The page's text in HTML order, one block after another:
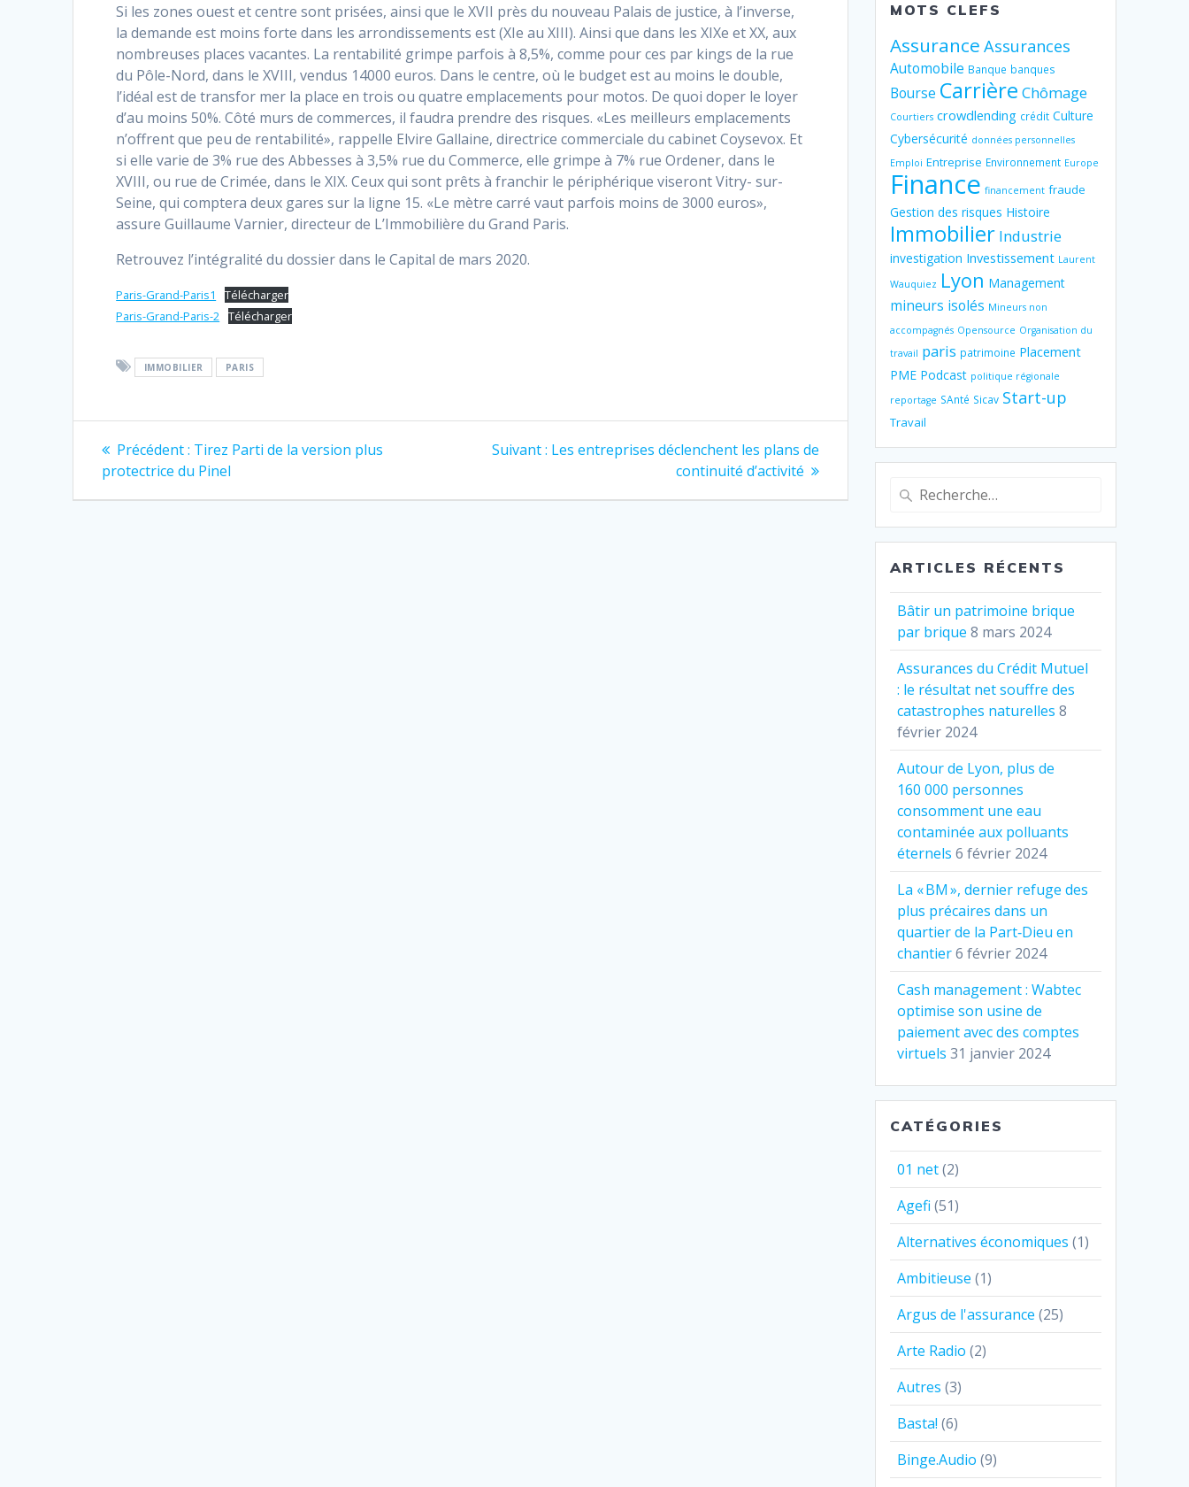
Si les zones ouest et centre sont prisées, ainsi que le XVII près du nouveau Palais de justice, à l’inverse,
la demande est moins forte dans les arrondissements est (XIe au XIII). Ainsi que dans les XIXe et XX, aux
nombreuses places vacantes. La rentabilité grimpe parfois à 8,5%, comme pour ces par kings de la rue
du Pôle-Nord, dans le XVIII, vendus 14000 euros. Dans le centre, où le budget est au moins le double,
l’idéal est de transfor mer la place en trois ou quatre emplacements pour motos. De quoi doper le loyer
d’au moins 50%. Côté murs de commerces, il faudra prendre des risques. «Les meilleurs emplacements
n’offrent que peu de rentabilité», rappelle Elvire Gallaine, directrice commerciale du cabinet Coysevox. Et
si elle varie de 3% rue des Abbesses à 3,5% rue du Commerce, elle grimpe à 7% rue Ordener, dans le
XVIII, ou rue de Crimée, dans le XIX. Ceux qui sont prêts à franchir le périphérique viseront Vitry- sur-
Seine, qui comptera deux gares sur la ligne 15. «Le mètre carré vaut parfois moins de 3000 euros»,
assure Guillaume Varnier, directeur de L’Immobilière du Grand Paris.
Retrouvez l’intégralité du dossier dans le Capital de mars 2020.
Paris-Grand-Paris1
Télécharger
Paris-Grand-Paris-2 Télécharger
IMMOBILIER PARIS
Navigation
de
Précédent : Article
précédent
Tirez Parti de la version plus
protectrice du Pinel
Suivant : Article
Les entreprises déclenchent les plans de
continuité d’activité
MOTS CLEFS
Assurance Assurances
Automobile Banque banques
Bourse Carrière Chômage
Courtiers crowdlending crédit Culture
Cybersécurité données personnelles
Emploi Entreprise Environnement Europe
Finance financement fraude
Gestion des risques Histoire
Immobilier Industrie
investigation Investissement Laurent
Wauquiez Lyon Management
mineurs isolés Mineurs non
accompagnés Opensource Organisation du
travail paris patrimoine Placement
PME Podcast politique régionale
reportage SAnté Sicav Start-up
Travail
Recherche
:
ARTICLES RÉCENTS
Bâtir un patrimoine brique
par brique 8 mars 2024
Assurances du Crédit Mutuel
: le résultat net souffre des
catastrophes naturelles 8
février 2024
Autour de Lyon, plus de
160 000 personnes
consomment une eau
contaminée aux polluants
éternels 6 février 2024
La « BM », dernier refuge des
plus précaires dans un
quartier de la Part‐Dieu en
chantier6 février 2024
Cash management : Wabtec
optimise son usine de
paiement avec des comptes
virtuels 31 janvier 2024
CATÉGORIES
01 net(2)
Agefi (51)
Alternatives économiques (1)
Ambitieuse (1)
Argus de l'assurance (25)
Arte Radio (2)
Autres (3)
Basta! (6)
Binge.Audio (9)